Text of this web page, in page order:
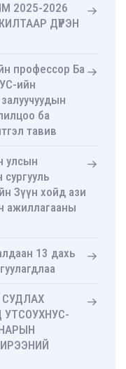
2025-2026
ДҮҮРЭН
профессор Ба
ийн
ба
тавив
улсын
Зүүн хойд ази
ажиллагааны
13 дахь
СУДЛАХ